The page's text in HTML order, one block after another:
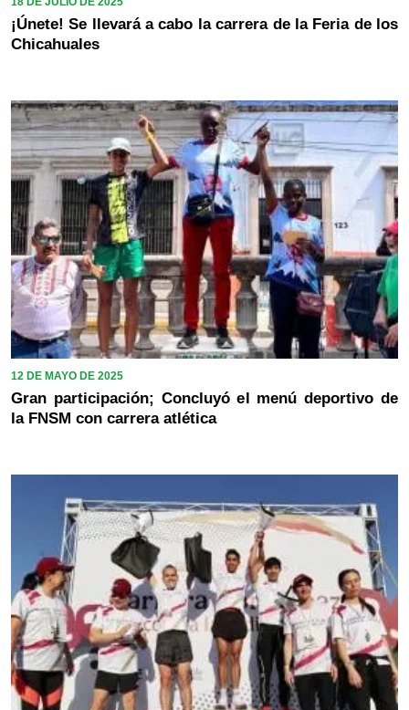
¡Únete! Se llevará a cabo la carrera de la Feria de los
Chicahuales
12 DE MAYO DE 2025
Gran participación; Concluyó el menú deportivo de
la FNSM con carrera atlética